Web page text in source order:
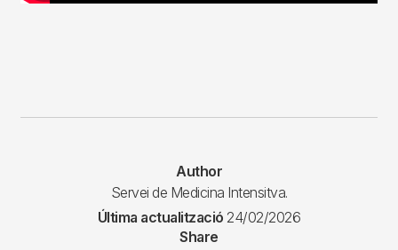
Author
Servei de Medicina Intensitva.
Última actualització 24/02/2026
Share